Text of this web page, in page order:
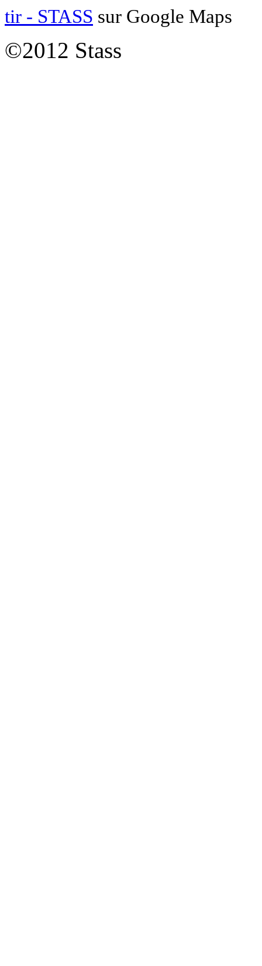
tir - STASS sur Google Maps
©2012 Stass